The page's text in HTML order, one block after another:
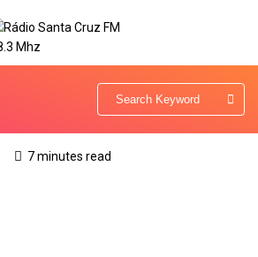
7 minutes read